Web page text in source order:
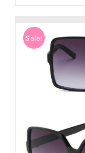
Sale!